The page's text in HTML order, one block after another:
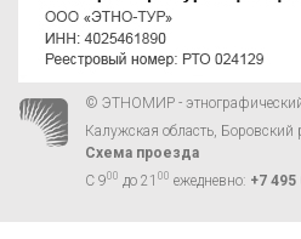
© ЭТНОМИР -
Калужская область, Боровский
Схема проезда
С 900 до 21 00 ежедневно: +7 495